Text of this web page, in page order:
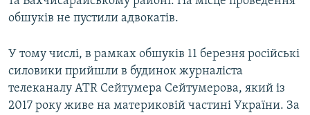
обшуків не пустили адвокатів.
У тому числі, в рамках обшуків 11 березня російські
силовики прийшли в будинок журналіста
телеканалу ATR Сейтумера Сейтумерова, який із
2017 року живе на материковій частині України. За